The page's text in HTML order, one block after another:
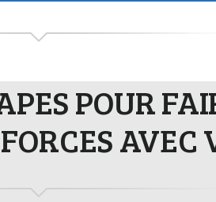
POUR
AVEC